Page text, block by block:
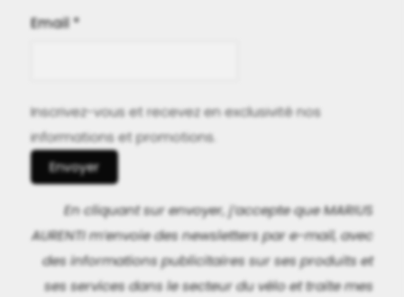
Email *
Inscrivez-vous et recevez en exclusivité nos
informations et promotions.
Envoyer
En cliquant sur envoyer, j’accepte que MARIUS
AURENTI m’envoie des newsletters par e-mail, avec
des informations publicitaires sur ses produits et
ses services dans le secteur du vélo et traite mes